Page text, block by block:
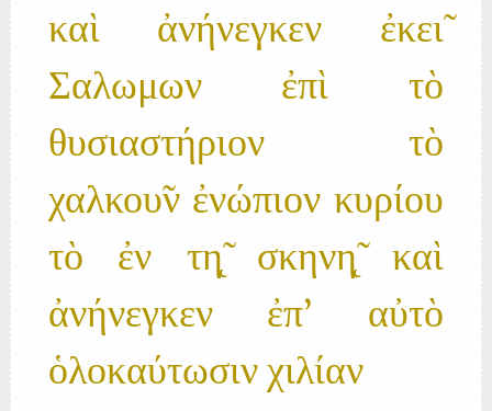
καὶ ἀνήνεγκεν ἐκει̃
Σαλωμων ἐπὶ τὸ
θυσιαστήριον τὸ
χαλκου̃ν ἐνώπιον κυρίου
τὸ ἐν τη̨̃ σκηνη̨̃ καὶ
ἀνήνεγκεν ἐπ' αὐτὸ
ὁλοκαύτωσιν χιλίαν